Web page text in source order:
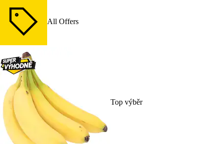
All Offers
Top výběr